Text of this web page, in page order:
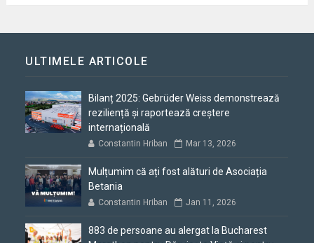
ULTIMELE ARTICOLE
Bilanț 2025: Gebrüder Weiss demonstrează
reziliență și raportează creștere
internațională
Constantin Hriban Mar 13, 2026
Mulțumim că ați fost alături de Asociația
Betania
Constantin Hriban Jan 11, 2026
883 de persoane au alergat la Bucharest